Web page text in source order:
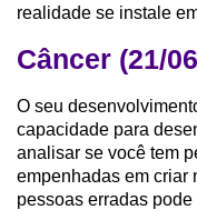
realidade se instale
Câncer (21/
O seu
capacidade para
analisar se você tem
empenhadas em criar
pessoas erradas